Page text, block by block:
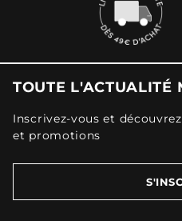
TOUTE L'ACTUALITÉ
Inscrivez-vous et
et promotions